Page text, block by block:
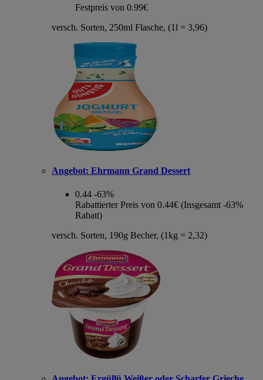
Festpreis von 0.99€
versch. Sorten, 250ml Flasche, (1l = 3,96)
Angebot: Ehrmann Grand Dessert
0.44 -63%
Rabattierter Preis von 0.44€ (Insgesamt -63%
Rabatt)
versch. Sorten, 190g Becher, (1kg = 2,32)